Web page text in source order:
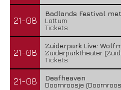
21-08
Badlands Festival
Lottum
Tickets
21-08
Zuiderpark Live:
Zuiderparktheater
Tickets
21-08
Deafheaven
Doornroosje